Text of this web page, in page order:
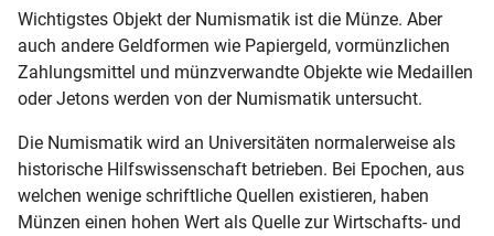
Wichtigstes Objekt der Numismatik ist die Münze. Aber
auch andere Geldformen wie Papiergeld, vormünzlichen
Zahlungsmittel und münzverwandte Objekte wie Medaillen
oder Jetons werden von der Numismatik untersucht.
Die Numismatik wird an Universitäten normalerweise als
historische Hilfswissenschaft betrieben. Bei Epochen, aus
welchen wenige schriftliche Quellen existieren, haben
Münzen einen hohen Wert als Quelle zur Wirtschafts- und